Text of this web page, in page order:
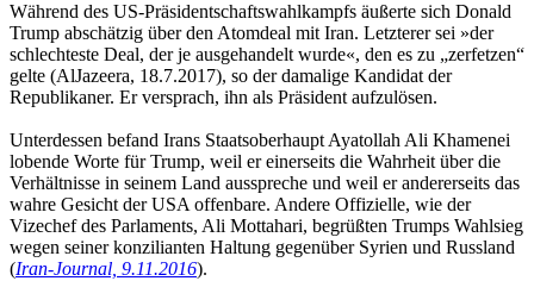
Während des US-Präsidentschaftswahlkampfs äußerte sich Donald
Trump abschätzig über den Atomdeal mit Iran. Letzterer sei »der
schlechteste Deal, der je ausgehandelt wurde«, den es zu „zerfetzen“
gelte (AlJazeera, 18.7.2017), so der damalige Kandidat der
Republikaner. Er versprach, ihn als Präsident aufzulösen.
Unterdessen befand Irans Staatsoberhaupt Ayatollah Ali Khamenei
lobende Worte für Trump, weil er einerseits die Wahrheit über die
Verhältnisse in seinem Land ausspreche und weil er andererseits das
wahre Gesicht der USA offenbare. Andere Offizielle, wie der
Vizechef des Parlaments, Ali Mottahari, begrüßten Trumps Wahlsieg
wegen seiner konzilianten Haltung gegenüber Syrien und Russland
(Iran-Journal, 9.11.2016).